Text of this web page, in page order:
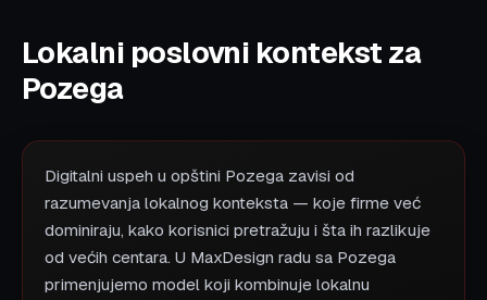
Lokalni poslovni kontekst za
Pozega
Digitalni uspeh u opštini Pozega zavisi od
razumevanja lokalnog konteksta — koje firme već
dominiraju, kako korisnici pretražuju i šta ih razlikuje
od većih centara. U MaxDesign radu sa Pozega
primenjujemo model koji kombinuje lokalnu